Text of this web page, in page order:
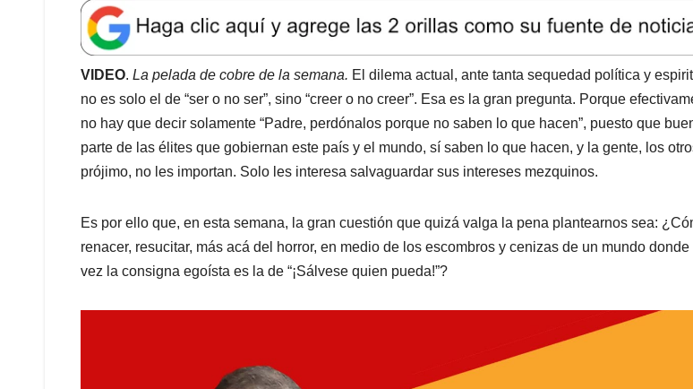
a
t
s
A
p
p
e
b
o
o
k
k
e
d
I
n
l
e
a
d
s
VIDEO. La pelada de cobre de la semana. El dilema actual, ante tanta sequedad política y
no es solo el de “ser o no ser”, sino “creer o no creer”. Esa es la gran pregunta. Porque
no hay que decir solamente “Padre, perdónalos porque no saben lo que hacen”, puesto que
parte de las élites que gobiernan este país y el mundo, sí saben lo que hacen, y la gente, los
prójimo, no les importan. Solo les interesa salvaguardar sus intereses mezquinos.
Es por ello que, en esta semana, la gran cuestión que quizá valga la pena plantearnos sea:
renacer, resucitar, más acá del horror, en medio de los escombros y cenizas de un mundo donde
vez la consigna egoísta es la de “¡Sálvese quien pueda!”?